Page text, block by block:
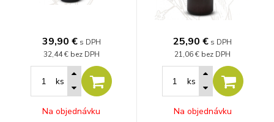
39,90 € s DPH
32,44 € bez DPH
ks
Na objednávku
25,90 € s DPH
21,06 € bez DPH
ks
Na objednávku